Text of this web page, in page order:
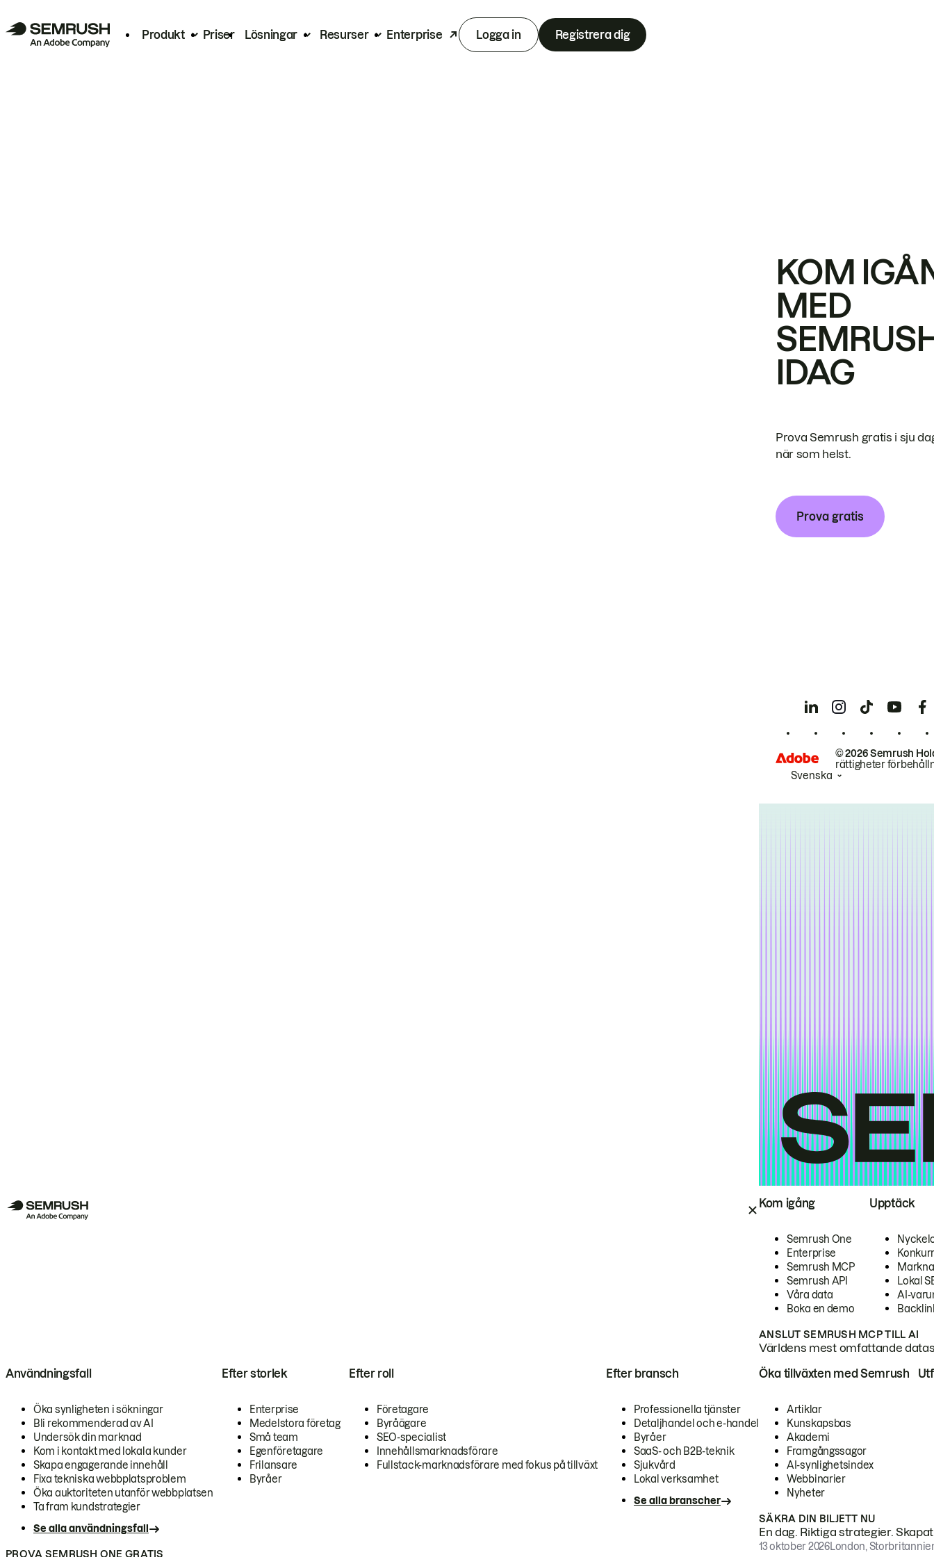
Produkt Priser Lösningar Resurser Enterprise Logga in Registrera dig
Kom igång
Semrush One
Enterprise
Semrush MCP
Semrush API
Våra data
Boka en demo
Upptäck
Lokal
AI-
ANSLUT SEMRUSH MCP TILL AI
Världens mest omfattande
Användningsfall
Öka synligheten i sökningar
Bli rekommenderad av AI
Undersök din marknad
Kom i kontakt med lokala kunder
Skapa engagerande innehåll
Fixa tekniska webbplatsproblem
Öka auktoriteten utanför webbplatsen
Ta fram kundstrategier
Se alla användningsfall
Efter storlek
Enterprise
Medelstora företag
Små team
Egenföretagare
Frilansare
Byråer
Efter roll
Företagare
Byråägare
SEO-specialist
Innehållsmarknadsförare
Fullstack-marknadsförare med fokus på tillväxt
Efter bransch
Professionella tjänster
Detaljhandel och e-handel
Byråer
SaaS- och B2B-teknik
Sjukvård
Lokal verksamhet
Se alla branscher
PROVA SEMRUSH ONE GRATIS
Öka tillväxten med Semrush
Artiklar
Kunskapsbas
Akademi
Framgångssagor
AI-synlighetsindex
Webbinarier
Nyheter
SÄKRA DIN BILJETT NU
En dag. Riktiga strategier.
13 oktober 2026London,
KOM
MED
IDAG
Prova Semrush gratis i sju
när som helst.
Prova gratis
© 2026 Semrush
rättigheter
Svenska